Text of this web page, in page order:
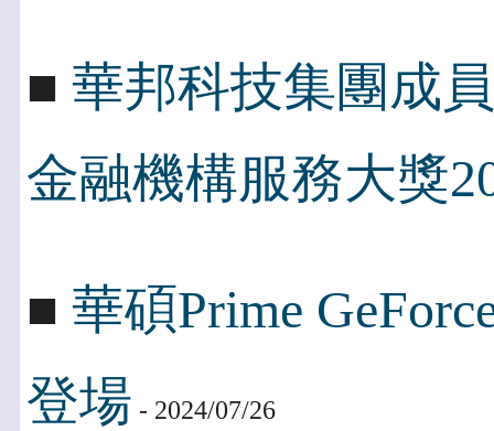
■ 華邦科技集團成
金融機構服務大獎
■ 華碩Prime
登場 - 2024/07/26